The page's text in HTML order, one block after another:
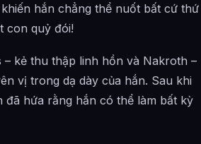
hắn chẳng thể nuốt bất cứ thứ
con quỷ đói!
kẻ thu thập linh hồn và Nakroth –
vị trong dạ dày của hắn. Sau khi
hứa rằng hắn có thể làm bất kỳ